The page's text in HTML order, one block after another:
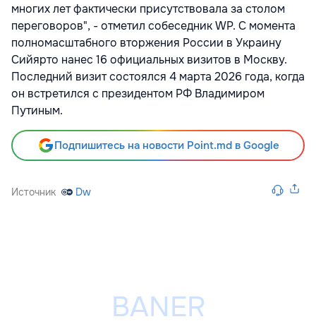
многих лет фактически присутствовала за столом
переговоров", - отметил собеседник WP. С момента
полномасштабного вторжения России в Украину
Сийярто нанес 16 официальных визитов в Москву.
Последний визит состоялся 4 марта 2026 года, когда
он встретился с президентом РФ Владимиром
Путиным.
Подпишитесь на новости Point.md в Google
Источник Dw